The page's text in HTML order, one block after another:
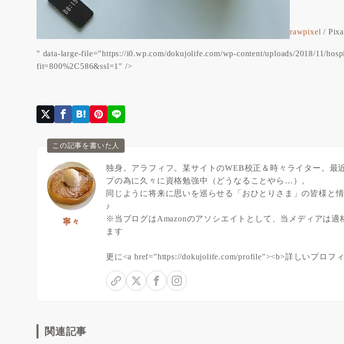
rawpixel /
" data-large-file="https://i0.wp.com/dokujolife.com/wp-content/uploads/2018/11/
fit=800%2C586&ssl=1" />
この記事を書いた人
寧々
独身。アラフィフ。某サイトのWEB校正＆時々ライター。最
プの為に久々に資格勉強中（どうなることやら…）。
同じように将来に思いを巡らせる「おひとりさま」の皆様と
♪
※当ブログはAmazonのアソシエイトとして、当メディアは適
ます
更に<a href="https://dokujolife.com/profile"><b>詳しいプロフ
関連記事